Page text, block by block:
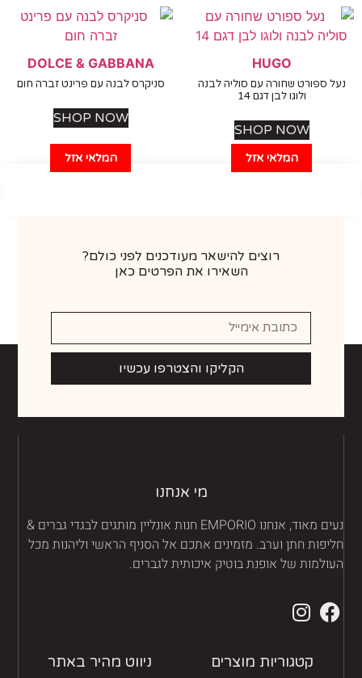
המלאי אזל
HUGO
ספורט שחורה עם סוליה לבנה
ולוגו לבן דגם 14
SHOP NOW
המלאי אזל
DOLCE & GABBANA
סניקרס לבנה עם פרינט זברה חום
SHOP NOW
רוצים להישאר מעודכנים לפני כולם?
השאירו את הפרטים כאן
הקליקו והצטרפו עכשיו
מי אנחנו
נעים מאוד, אנחנו EMPORIO חנות אונליין מותגים לבגדי גברים &
חתן וערב. מזמינים אתכם אל הסניף הראשי וליהנות מכל
של אופנת בוטיק איכותית לגברים.
קטגוריות מוצרים
ניווט מהיר באתר